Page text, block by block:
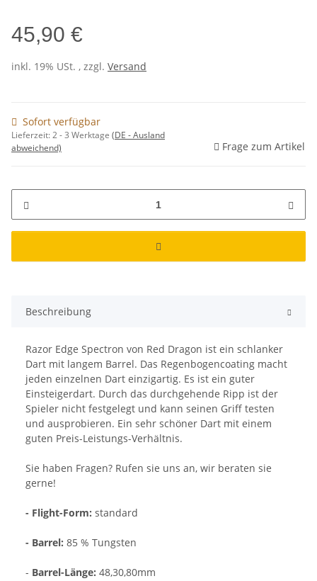
45,90 €
inkl. 19% USt. , zzgl. Versand
Sofort verfügbar
Lieferzeit:2 - 3 Werktage (DE - Ausland
abweichend)
Frage zum Artikel
Beschreibung
Razor Edge Spectron von Red Dragon ist ein schlanker
Dart mit langem Barrel. Das Regenbogencoating macht
jeden einzelnen Dart einzigartig. Es ist ein guter
Einsteigerdart. Durch das durchgehende Ripp ist der
Spieler nicht festgelegt und kann seinen Griff testen
und ausprobieren. Ein sehr schöner Dart mit einem
guten Preis-Leistungs-Verhältnis.
Sie haben Fragen? Rufen sie uns an, wir beraten sie
gerne!
- Flight-Form: standard
- Barrel: 85 % Tungsten
- Barrel-Länge: 48,30,80mm